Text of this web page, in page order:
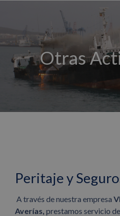
Otras
Peritaje y
A través de nuestra empresa
Averías, prestamos servicio